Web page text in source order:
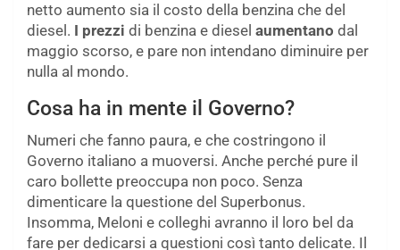
netto aumento sia il costo della benzina che del
diesel. I prezzi di benzina e diesel aumentano dal
maggio scorso, e pare non intendano diminuire per
nulla al mondo.
Cosa ha in mente il Governo?
Numeri che fanno paura, e che costringono il
Governo italiano a muoversi. Anche perché pure il
caro bollette preoccupa non poco. Senza
dimenticare la questione del Superbonus.
Insomma, Meloni e colleghi avranno il loro bel da
fare per dedicarsi a questioni così tanto delicate. Il